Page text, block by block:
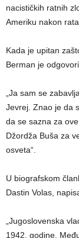
nacističkih ratnih
Ameriku nakon
Kada je upitan
Berman je
„Ja sam se
Jevrej. Znao je da
da se sazna za
Džordža Buša za
osveta“.
U biografskom
Dastin Volas,
„Jugoslovenska
1942. godine.